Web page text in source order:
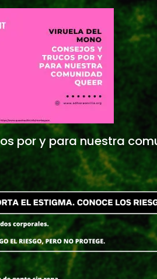
por y para nuestra